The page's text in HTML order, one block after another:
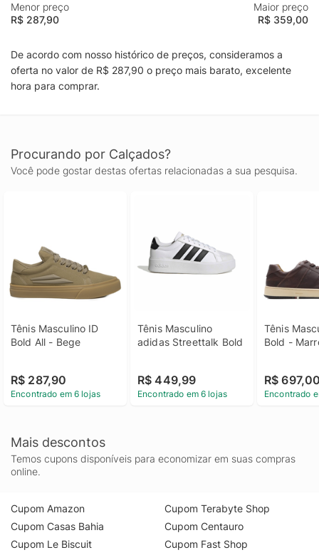
Menor preço
R$ 287,90
Maior preço
R$ 359,00
De acordo com nosso histórico de preços, consideramos a
oferta no valor de R$ 287,90 o preço mais barato, excelente
hora para comprar.
Procurando por Calçados?
Você pode gostar destas ofertas relacionadas a sua pesquisa.
Tênis Masculino ID
Bold All - Bege
R$ 287,90
Encontrado em 6 lojas
Tênis Masculino
adidas Streettalk Bold
R$ 449,99
Encontrado em 6 lojas
Tênis
Bold -
R$
Encontrado
Mais descontos
Temos cupons disponíveis para economizar em suas compras
online.
Cupom Amazon
Cupom Casas Bahia
Cupom Le Biscuit
Cupom Terabyte Shop
Cupom Centauro
Cupom Fast Shop